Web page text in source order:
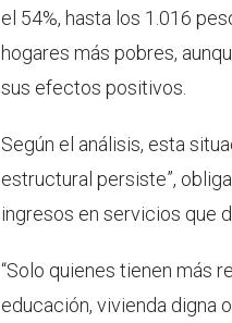
el 54%, hasta los 1.016
hogares más pobres,
sus efectos positivos.
Según el análisis, esta
estructural persiste”,
ingresos en servicios que
“Solo quienes tienen más
educación, vivienda digna